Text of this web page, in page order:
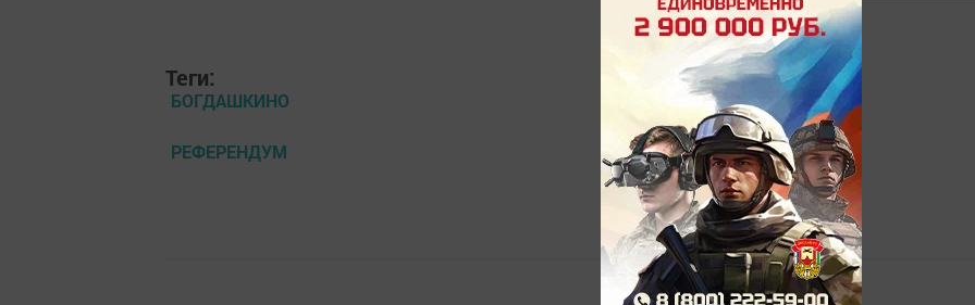
Теги:
БОГДАШКИНО
РЕФЕРЕНДУМ